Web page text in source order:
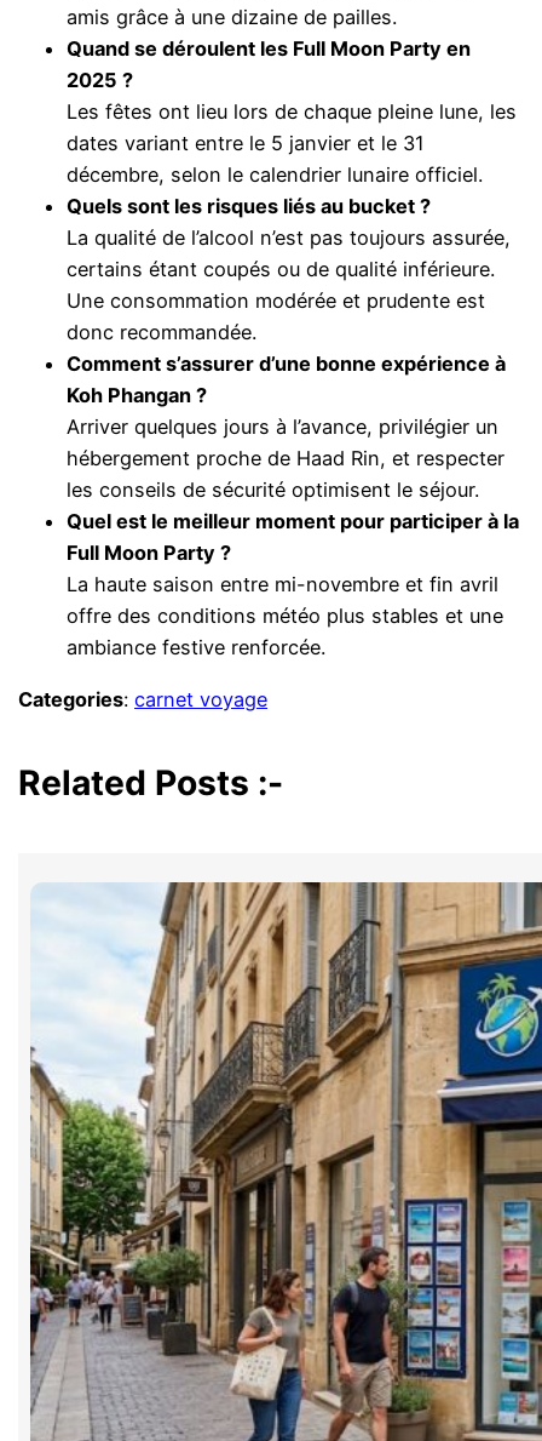
amis grâce à une dizaine de pailles.
Quand se déroulent les Full Moon Party en
2025 ?
Les fêtes ont lieu lors de chaque pleine lune, les
dates variant entre le 5 janvier et le 31
décembre, selon le calendrier lunaire officiel.
Quels sont les risques liés au bucket ?
La qualité de l’alcool n’est pas toujours assurée,
certains étant coupés ou de qualité inférieure.
Une consommation modérée et prudente est
donc recommandée.
Comment s’assurer d’une bonne expérience à
Koh Phangan ?
Arriver quelques jours à l’avance, privilégier un
hébergement proche de Haad Rin, et respecter
les conseils de sécurité optimisent le séjour.
Quel est le meilleur moment pour participer à la
Full Moon Party ?
La haute saison entre mi-novembre et fin avril
offre des conditions météo plus stables et une
ambiance festive renforcée.
Categories:carnet voyage
Related Posts :-